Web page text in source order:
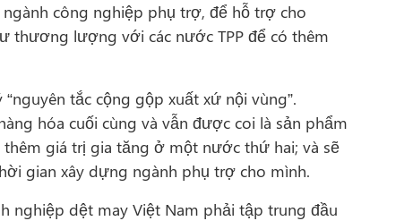
công nghiệp phụ trợ, để hỗ trợ cho
thương lượng với các nước TPP để có thêm
tắc cộng gộp xuất xứ nội vùng”.
hóa cuối cùng và vẫn được coi là sản phẩm
giá trị gia tăng ở một nước thứ hai; và sẽ
gian xây dựng ngành phụ trợ cho mình.
nghiệp dệt may Việt Nam phải tập trung đầu